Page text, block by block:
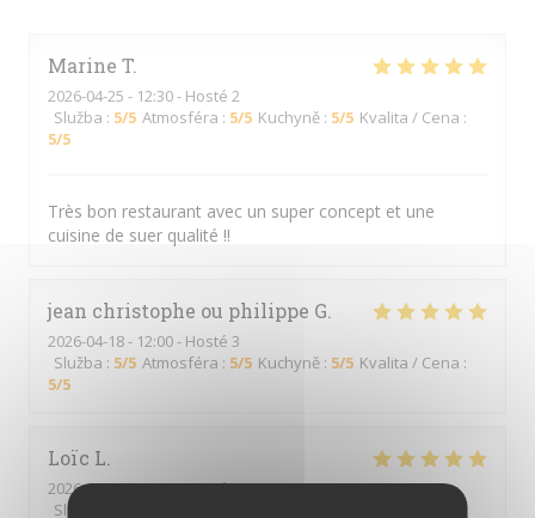
Marine T
2026-04-25 - 12:30 - Hosté 2
Služba : 5/5 Atmosféra : 5/5 Kuchyně : 5/5 Kvalita / Cena :
5/5
Très bon restaurant avec un super concept et une
cuisine de suer qualité !!
jean christophe ou philippe G
2026-04-18- 12:00 - Hosté 3
Služba : 5/5 Atmosféra : 5/5 Kuchyně : 5/5 Kvalita / Cena :
5/5
Loïc L
2026-03-27- 20:00 - Hosté 2
Služba